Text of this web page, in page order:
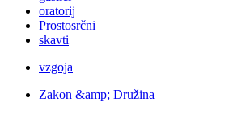
oratorij
Prostosrčni
skavti
vzgoja
Zakon &amp; Družina